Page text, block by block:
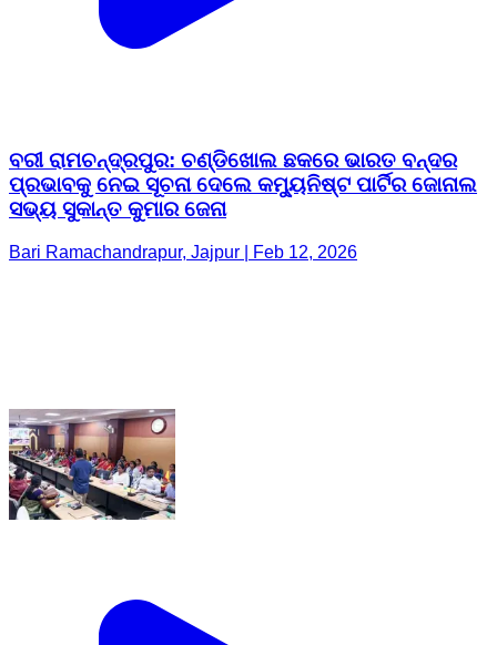
ବରୀ ରାମଚନ୍ଦ୍ରପୁର: ଚଣ୍ଡିଖୋଲ ଛକରେ ଭାରତ ବନ୍ଦର
ପ୍ରଭାବକୁ ନେଇ ସୂଚନା ଦେଲେ କମ୍ୟୁନିଷ୍ଟ ପାର୍ଟିର ଜୋନାଲ
ସଭ୍ୟ ସୁକାନ୍ତ କୁମାର ଜେନା
Bari Ramachandrapur, Jajpur | Feb 12, 2026